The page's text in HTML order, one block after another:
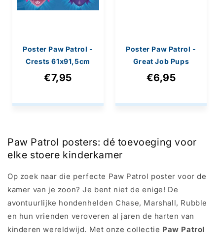
Poster Paw Patrol -
Crests 61x91,5cm
€7,95
Poster Paw Patrol -
Great Job Pups
50x40cm
€6,95
Paw Patrol posters: dé toevoeging voor
elke stoere kinderkamer
Op zoek naar die perfecte Paw Patrol poster voor de
kamer van je zoon? Je bent niet de enige! De
avontuurlijke hondenhelden Chase, Marshall, Rubble
en hun vrienden veroveren al jaren de harten van
kinderen wereldwijd. Met onze collectie Paw Patrol